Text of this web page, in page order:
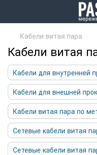
Кабели витая пара
Кабели витая
Кабели для внутренней
Кабели для внешней
Кабели витая пара по
Сетевые кабели витая
Сетевые кабели витая